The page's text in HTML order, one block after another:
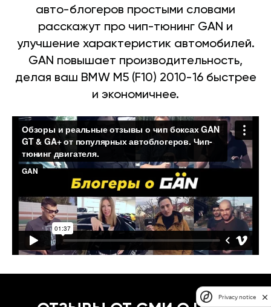
авто-блогеров простыми словами
расскажут про чип-тюнинг GAN и
улучшение характеристик автомобилей.
GAN повышает производительность,
делая ваш BMW M5 (F10) 2010-16 быстрее
и экономичнее.
Privacy notice